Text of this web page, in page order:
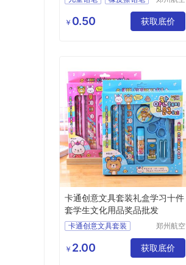
鑫日用百
货店
￥ 0.50 获取底价
卡通创意文具套装礼盒学习十件
套学生文化用品奖品批发
卡通创意文具套装
学生文化用品奖品批发
郑州航空
鑫日用百
货店
￥ 2.00 获取底价